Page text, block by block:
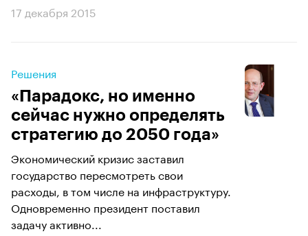
17 декабря 2015
Решения
«Парадокс, но именно
сейчас нужно определять
стратегию до 2050 года»
Экономический кризис заставил
государство пересмотреть свои
расходы, в том числе на инфраструктуру.
Одновременно президент поставил
задачу активно...